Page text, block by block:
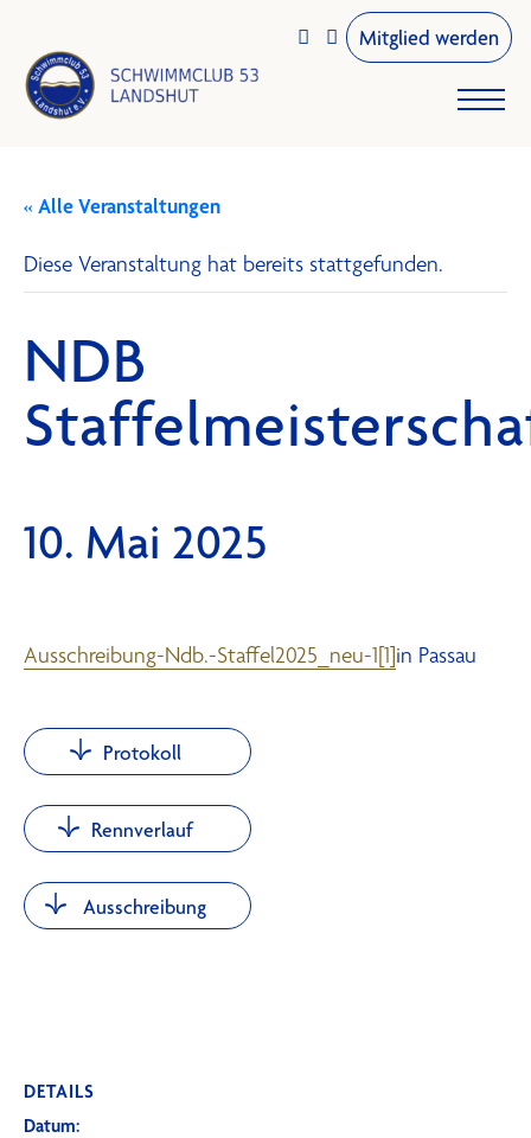
  Mitglied werden
« Alle Veranstaltungen
Diese Veranstaltung hat bereits stattgefunden.
NDB
10. Mai 2025
Ausschreibung-Ndb.-Staffel2025_neu-1[1]in Passau
Protokoll
Rennverlauf
Ausschreibung
DETAILS
Datum: